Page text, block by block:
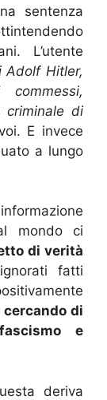
sentenza
L’utente
Adolf Hitler,
criminale di
E invece
a lungo
mondo ci
di verità
fatti
cercando di
e
deriva